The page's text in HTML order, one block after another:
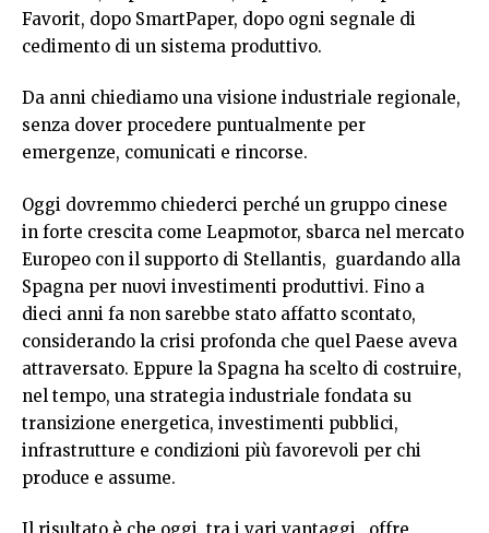
Favorit, dopo SmartPaper, dopo ogni segnale di
cedimento di un sistema produttivo.
Da anni chiediamo una visione industriale regionale,
senza dover procedere puntualmente per
emergenze, comunicati e rincorse.
Oggi dovremmo chiederci perché un gruppo cinese
in forte crescita come Leapmotor, sbarca nel mercato
Europeo con il supporto di Stellantis, guardando alla
Spagna per nuovi investimenti produttivi. Fino a
dieci anni fa non sarebbe stato affatto scontato,
considerando la crisi profonda che quel Paese aveva
attraversato. Eppure la Spagna ha scelto di costruire,
nel tempo, una strategia industriale fondata su
transizione energetica, investimenti pubblici,
infrastrutture e condizioni più favorevoli per chi
produce e assume.